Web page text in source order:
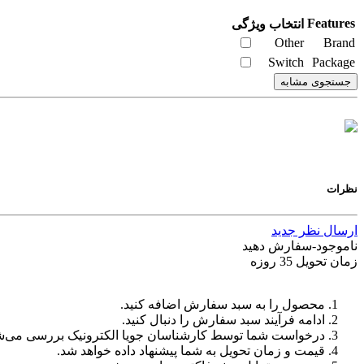
Features انتخاب ویژگی
Brand
Other
Package
Switch
جستجوی مشابه
نظرات
ارسال نظر جدید
ناموجود-سفارش دهید
زمان تحویل 35 روزه
محصول را به سبد سفارش اضافه کنید.
ادامه فرآیند سبد سفارش را دنبال کنید.
درخواست شما توسط کارشناسان جویا الکترونیک بررسی
قیمت و زمان تحویل به شما پیشنهاد داده خواهد شد.